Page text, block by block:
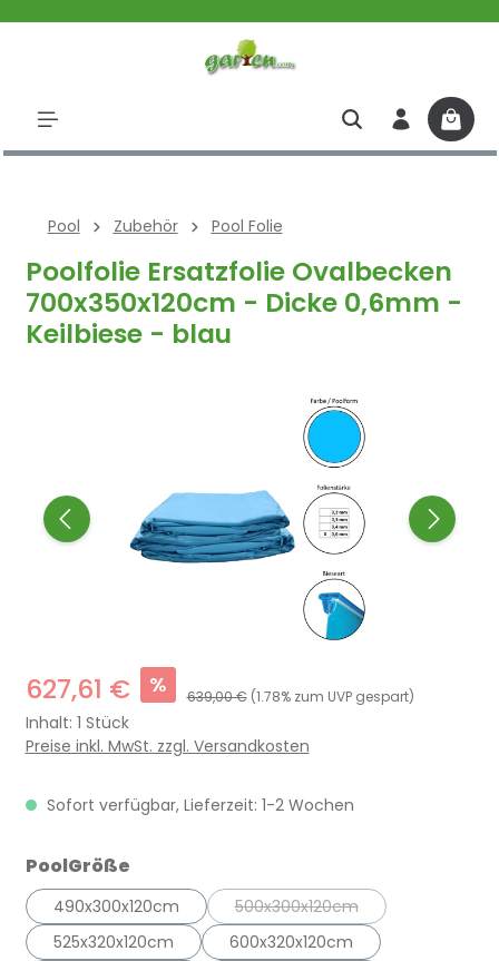
Pool Zubehör Pool Folie
Poolfolie Ersatzfolie Ovalbecken
700x350x120cm - Dicke 0,6mm -
Keilbiese - blau
627,61 € % 639,00 € (1.78% zum UVP gespart)
Inhalt: 1 Stück
Preise inkl. MwSt. zzgl. Versandkosten
Sofort verfügbar, Lieferzeit: 1-2 Wochen
PoolGrößeauswählen
490x300x120cm 500x300x120cm
(Diese Option ist zurzeit
525x320x120cm
600x320x120cm